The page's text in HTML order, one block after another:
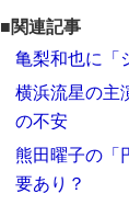
■関連記事
亀梨和也に「
横浜流星の主
の不安
熊田曜子の「
要あり？